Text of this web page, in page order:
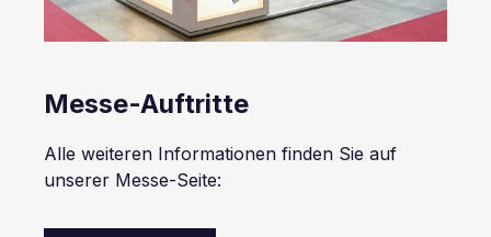
Messe-Auftritte
Alle weiteren Informationen finden Sie auf
unserer Messe-Seite: